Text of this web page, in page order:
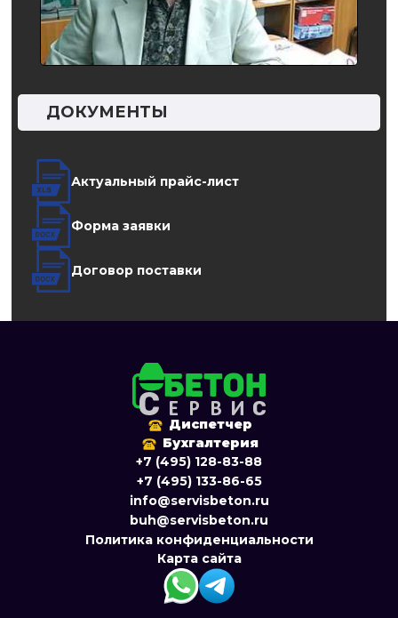
ДОКУМЕНТЫ
Актуальный прайс-лист
Форма заявки
Договор поставки
Диспетчер
Бухгалтерия
+7 (495) 128-83-88
+7 (495) 133-86-65
info@servisbeton.ru
buh@servisbeton.ru
Политика конфиденциальности
Карта сайта